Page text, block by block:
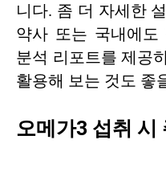
니다. 좀 더 자세한
약사 또는 국내에도
분석 리포트를 제공
활용해 보는 것도 좋
오메가3 섭취 시